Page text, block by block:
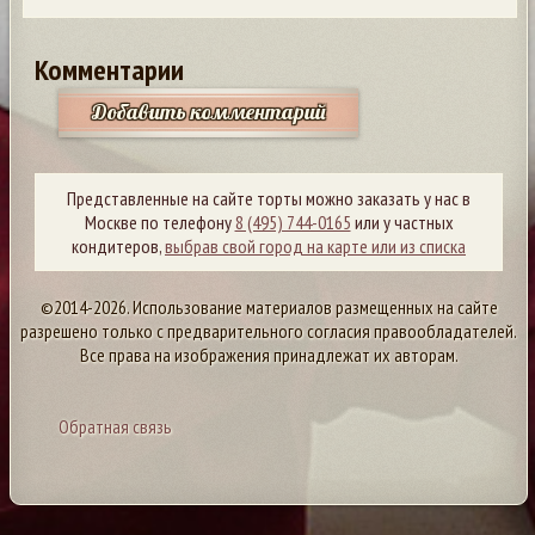
Комментарии
Добавить комментарий
Представленные на сайте торты можно заказать у нас в
Москве по телефону8 (495) 744-0165 или у частных
кондитеров,выбрав свой город на карте или из списка
©2014-2026. Использование материалов размещенных на сайте
разрешено только с предварительного согласия правообладателей.
Все права на изображения принадлежат их авторам.
Обратная связь